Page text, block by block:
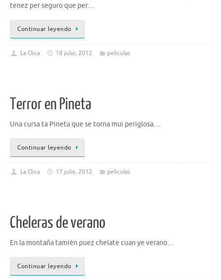
tenez per seguro que per…
Continuar leyendo
La Clica 18 julio, 2012 peliculas
Terror en Pineta
Una cursa ta Pineta que se torna mui periglosa…
Continuar leyendo
La Clica 17 julio, 2012 peliculas
Cheleras de verano
En la montaña tamién puez chelate cuan ye verano…
Continuar leyendo